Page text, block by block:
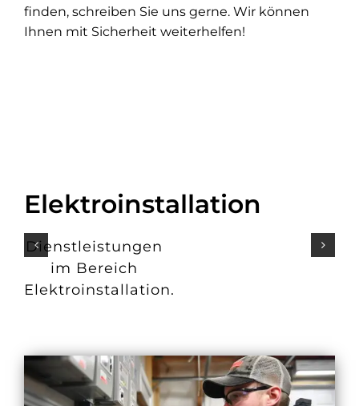
finden, schreiben Sie uns gerne. Wir können
Ihnen mit Sicherheit weiterhelfen!
Elektroinstallation
Dienstleistungen
im Bereich
Elektroinstallation.